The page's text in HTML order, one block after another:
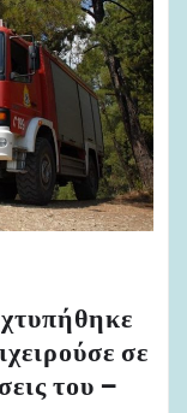
σε
του –